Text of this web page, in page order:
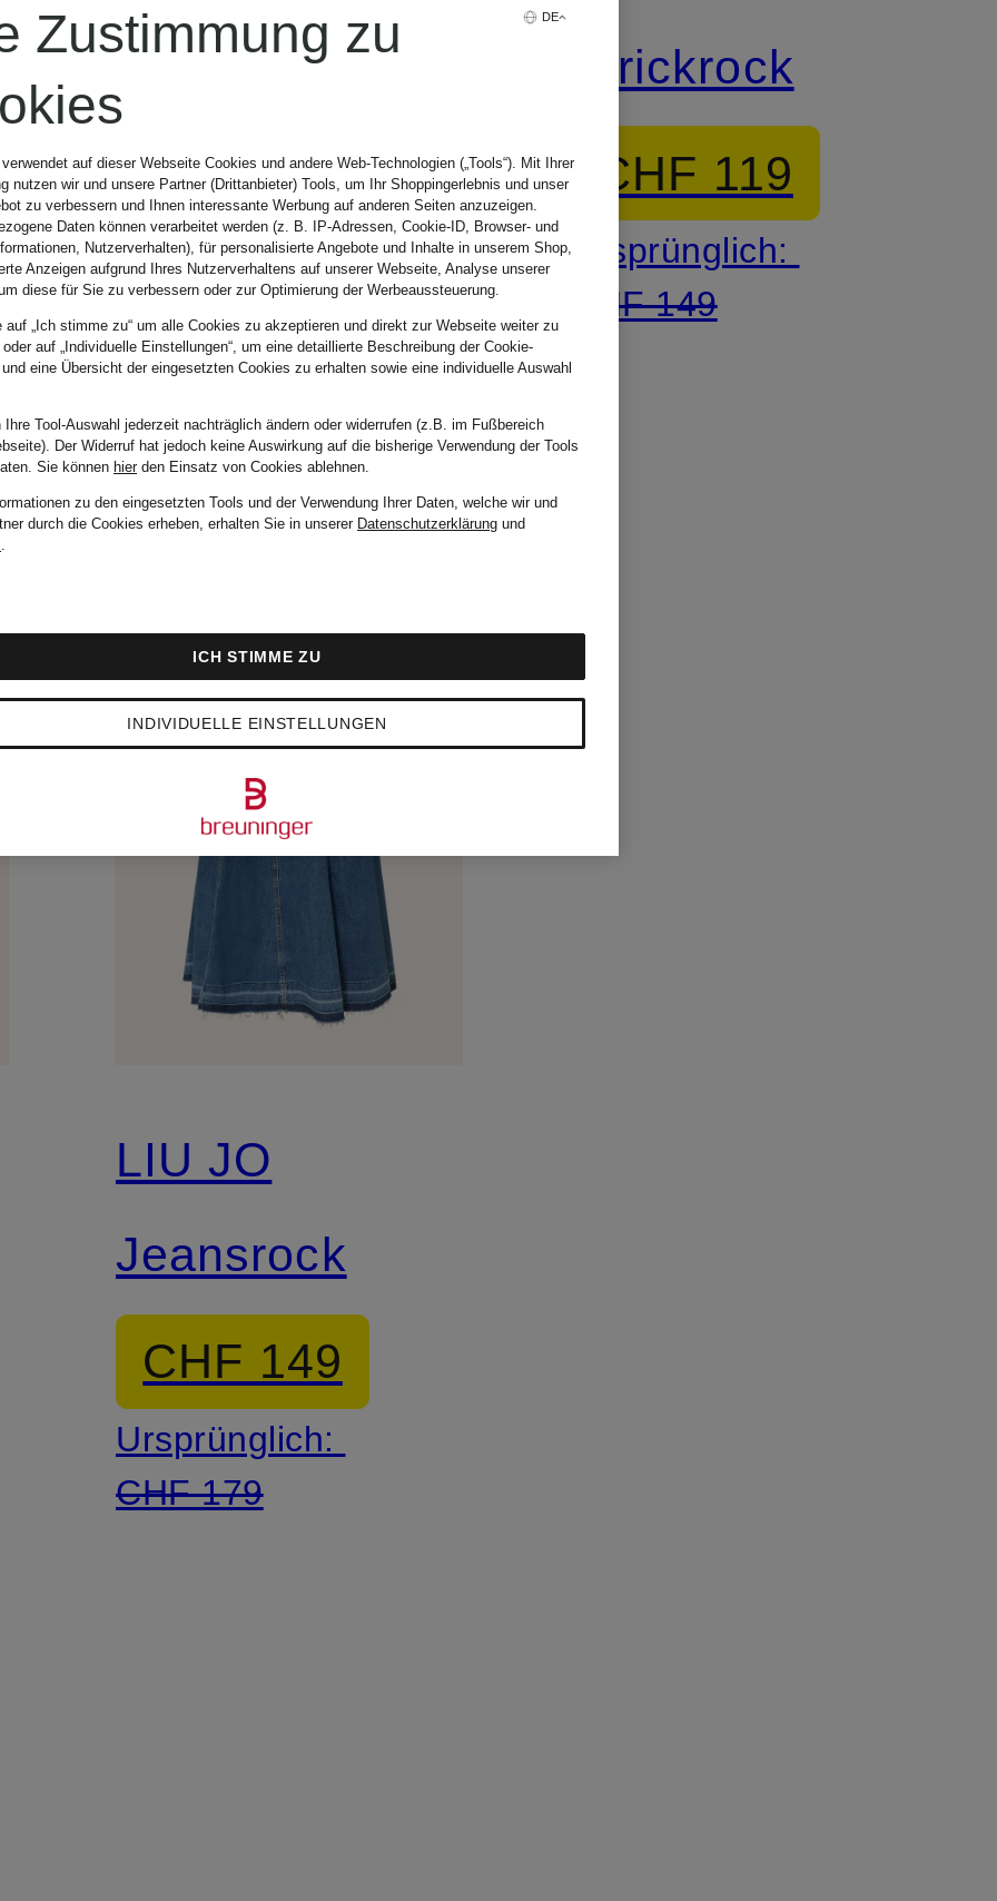
Rock mit
Pailletten
CHF 149
Ursprünglich:
CHF 179
Strickrock
CHF 119
Ursprünglich:
CHF 149
LIU JO
Jeansrock
CHF 149
Ursprünglich:
CHF 179
DE
Zustimmung zu
auf dieser Webseite Cookies und andere Web-Technologien („Tools“). Mit Ihrer
nutzen wir und unsere Partner (Drittanbieter) Tools, um Ihr Shoppingerlebnis und unser
zu verbessern und Ihnen interessante Werbung auf anderen Seiten anzuzeigen.
Daten können verarbeitet werden (z. B. IP-Adressen, Cookie-ID, Browser- und
Nutzerverhalten), für personalisierte Angebote und Inhalte in unserem Shop,
Anzeigen aufgrund Ihres Nutzerverhaltens auf unserer Webseite, Analyse unserer
diese für Sie zu verbessern oder zur Optimierung der Werbeaussteuerung.
auf „Ich stimme zu“ um alle Cookies zu akzeptieren und direkt zur Webseite weiter zu
auf „Individuelle Einstellungen“, um eine detaillierte Beschreibung der Cookie-
eine Übersicht der eingesetzten Cookies zu erhalten sowie eine individuelle Auswahl
Ihre Tool-Auswahl jederzeit nachträglich ändern oder widerrufen (z.B. im Fußbereich
Der Widerruf hat jedoch keine Auswirkung auf die bisherige Verwendung der Tools
Sie können hierden Einsatz von Cookies ablehnen.
zu den eingesetzten Tools und der Verwendung Ihrer Daten, welche wir und
durch die Cookies erheben, erhalten Sie in unserer Datenschutzerklärung und
.
INDIVIDUELLE EINSTELLUNGEN
ICH STIMME ZU